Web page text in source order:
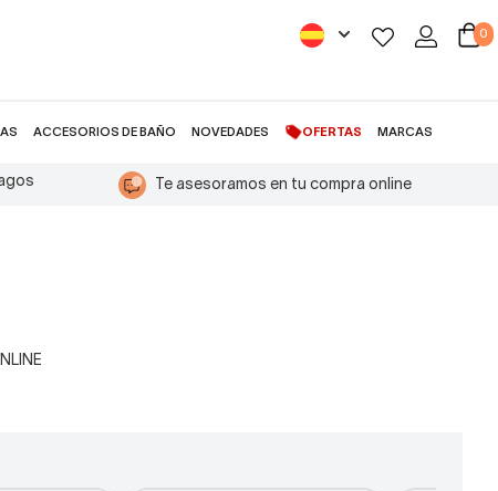
0
ACCESORIOS DE BAÑO NOVEDADES OFERTAS MARCAS
Te asesoramos en tu compra online